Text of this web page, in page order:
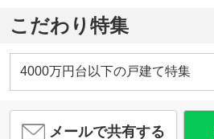
こだわり特集
4000万円台以下の戸建て特集
メールで共有する